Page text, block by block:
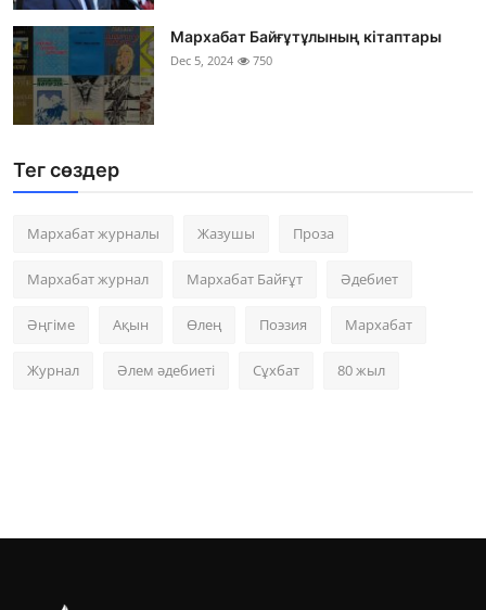
Мархабат Байғұтұлының кітаптары
Dec 5, 2024 750
Тег сөздер
Мархабат журналы Жазушы Проза
Мархабат журнал Мархабат Байғұт Әдебиет
Әңгіме Ақын Өлең Поэзия Мархабат
Журнал Әлем әдебиеті Сұхбат 80 жыл